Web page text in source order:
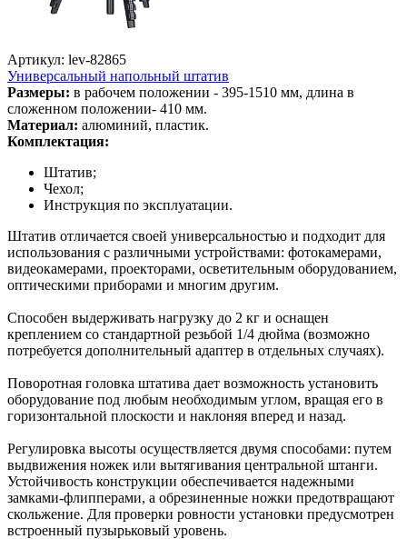
Артикул: lev-82865
Универсальный напольный штатив
Размеры: в рабочем положении - 395-1510 мм, длина в
сложенном положении- 410 мм.
Материал: алюминий, пластик.
Комплектация:
Штатив;
Чехол;
Инструкция по эксплуатации.
Штатив отличается своей универсальностью и подходит для
использования с различными устройствами: фотокамерами,
видеокамерами, проекторами, осветительным оборудованием,
оптическими приборами и многим другим.
Способен выдерживать нагрузку до 2 кг и оснащен
креплением со стандартной резьбой 1/4 дюйма (возможно
потребуется дополнительный адаптер в отдельных случаях).
Поворотная головка штатива дает возможность установить
оборудование под любым необходимым углом, вращая его в
горизонтальной плоскости и наклоняя вперед и назад.
Регулировка высоты осуществляется двумя способами: путем
выдвижения ножек или вытягивания центральной штанги.
Устойчивость конструкции обеспечивается надежными
замками-флипперами, а обрезиненные ножки предотвращают
скольжение. Для проверки ровности установки предусмотрен
встроенный пузырьковый уровень.